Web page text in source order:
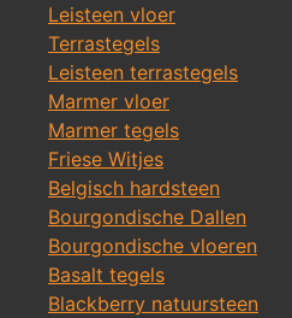
Leisteen vloer
Terrastegels
Leisteen terrastegels
Marmer vloer
Marmer tegels
Friese Witjes
Belgisch hardsteen
Bourgondische Dallen
Bourgondische vloeren
Basalt tegels
Blackberry natuursteen